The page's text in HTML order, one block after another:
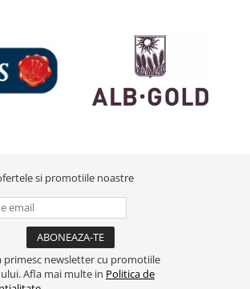
si promotiile noastre
primesc newsletter cu promotiile
Afla mai multe in Politica de